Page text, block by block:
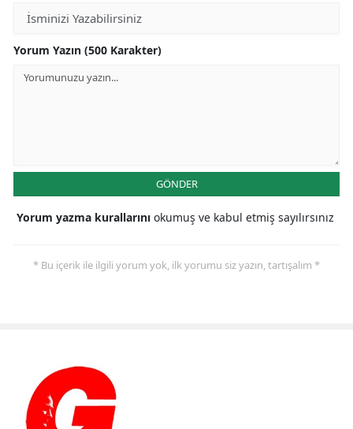
Yorum Yazın (500 Karakter)
GÖNDER
Yorum yazma kurallarını okumuş ve kabul etmiş sayılırsınız
* Bu içerik ile ilgili yorum yok, ilk yorumu siz yazın, tartışalım *